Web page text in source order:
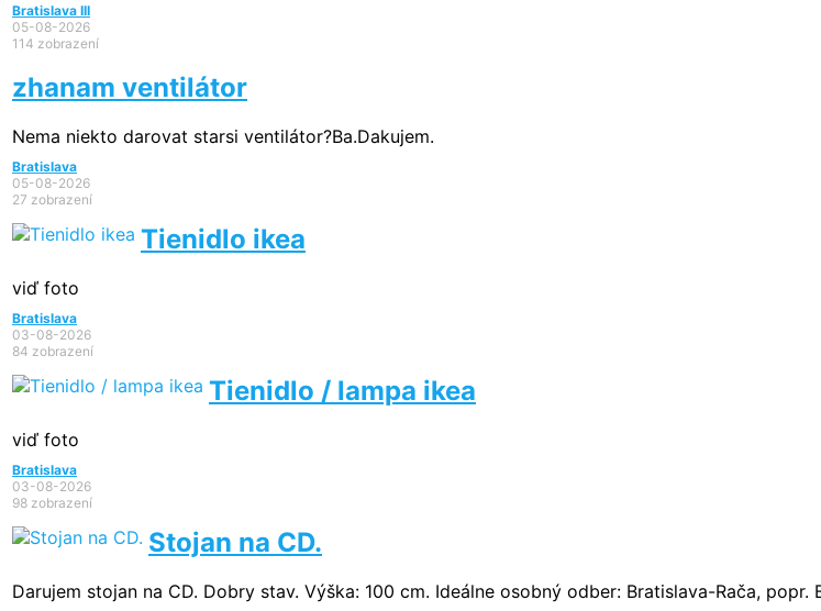
Bratislava III
05-08-2026
114 zobrazení
zhanam ventilátor
Nema niekto darovat starsi ventilátor?Ba.Dakujem.
Bratislava
05-08-2026
27 zobrazení
Tienidlo ikea
viď foto
Bratislava
03-08-2026
84 zobrazení
Tienidlo / lampa ikea
viď foto
Bratislava
03-08-2026
98 zobrazení
Stojan na CD.
Darujem stojan na CD. Dobry stav. Výška: 100 cm. Ideálne osobný odber: Bratislava-Rača, popr.